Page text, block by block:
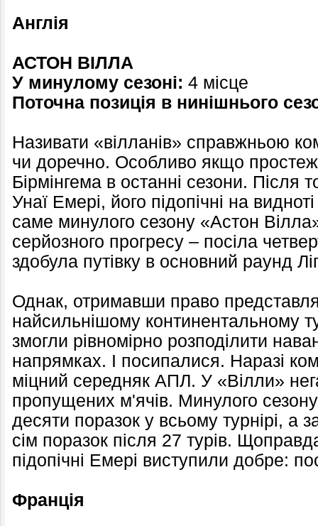
Англія
АСТОН ВІЛЛА
У минулому сезоні: 4 місце
Поточна позиція в нинішнього
Називати «вілланів» справжньою
чи доречно. Особливо якщо
Бірмінгема в останні сезони. Після
Унаї Емері, його підопічні на
саме минулого сезону «Астон
серйозного прогресу – посіла
здобула путівку в основний раунд
Однак, отримавши право
найсильнішому континентальному
змогли рівномірно розподілити
напрямках. І посипалися. Наразі
міцний середняк АПЛ. У «Вілли»
пропущених м'ячів. Минулого сезону
десяти поразок у всьому турнірі, а
сім поразок після 27 турів.
підопічні Емері виступили добре:
Франція